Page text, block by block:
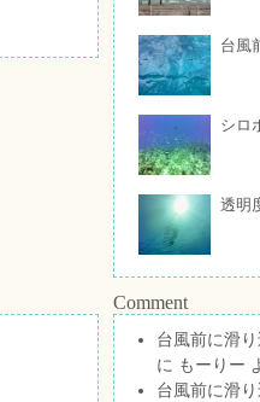
台風
シロ
透明
Comment
台風前に滑
に もーりー
台風前に滑